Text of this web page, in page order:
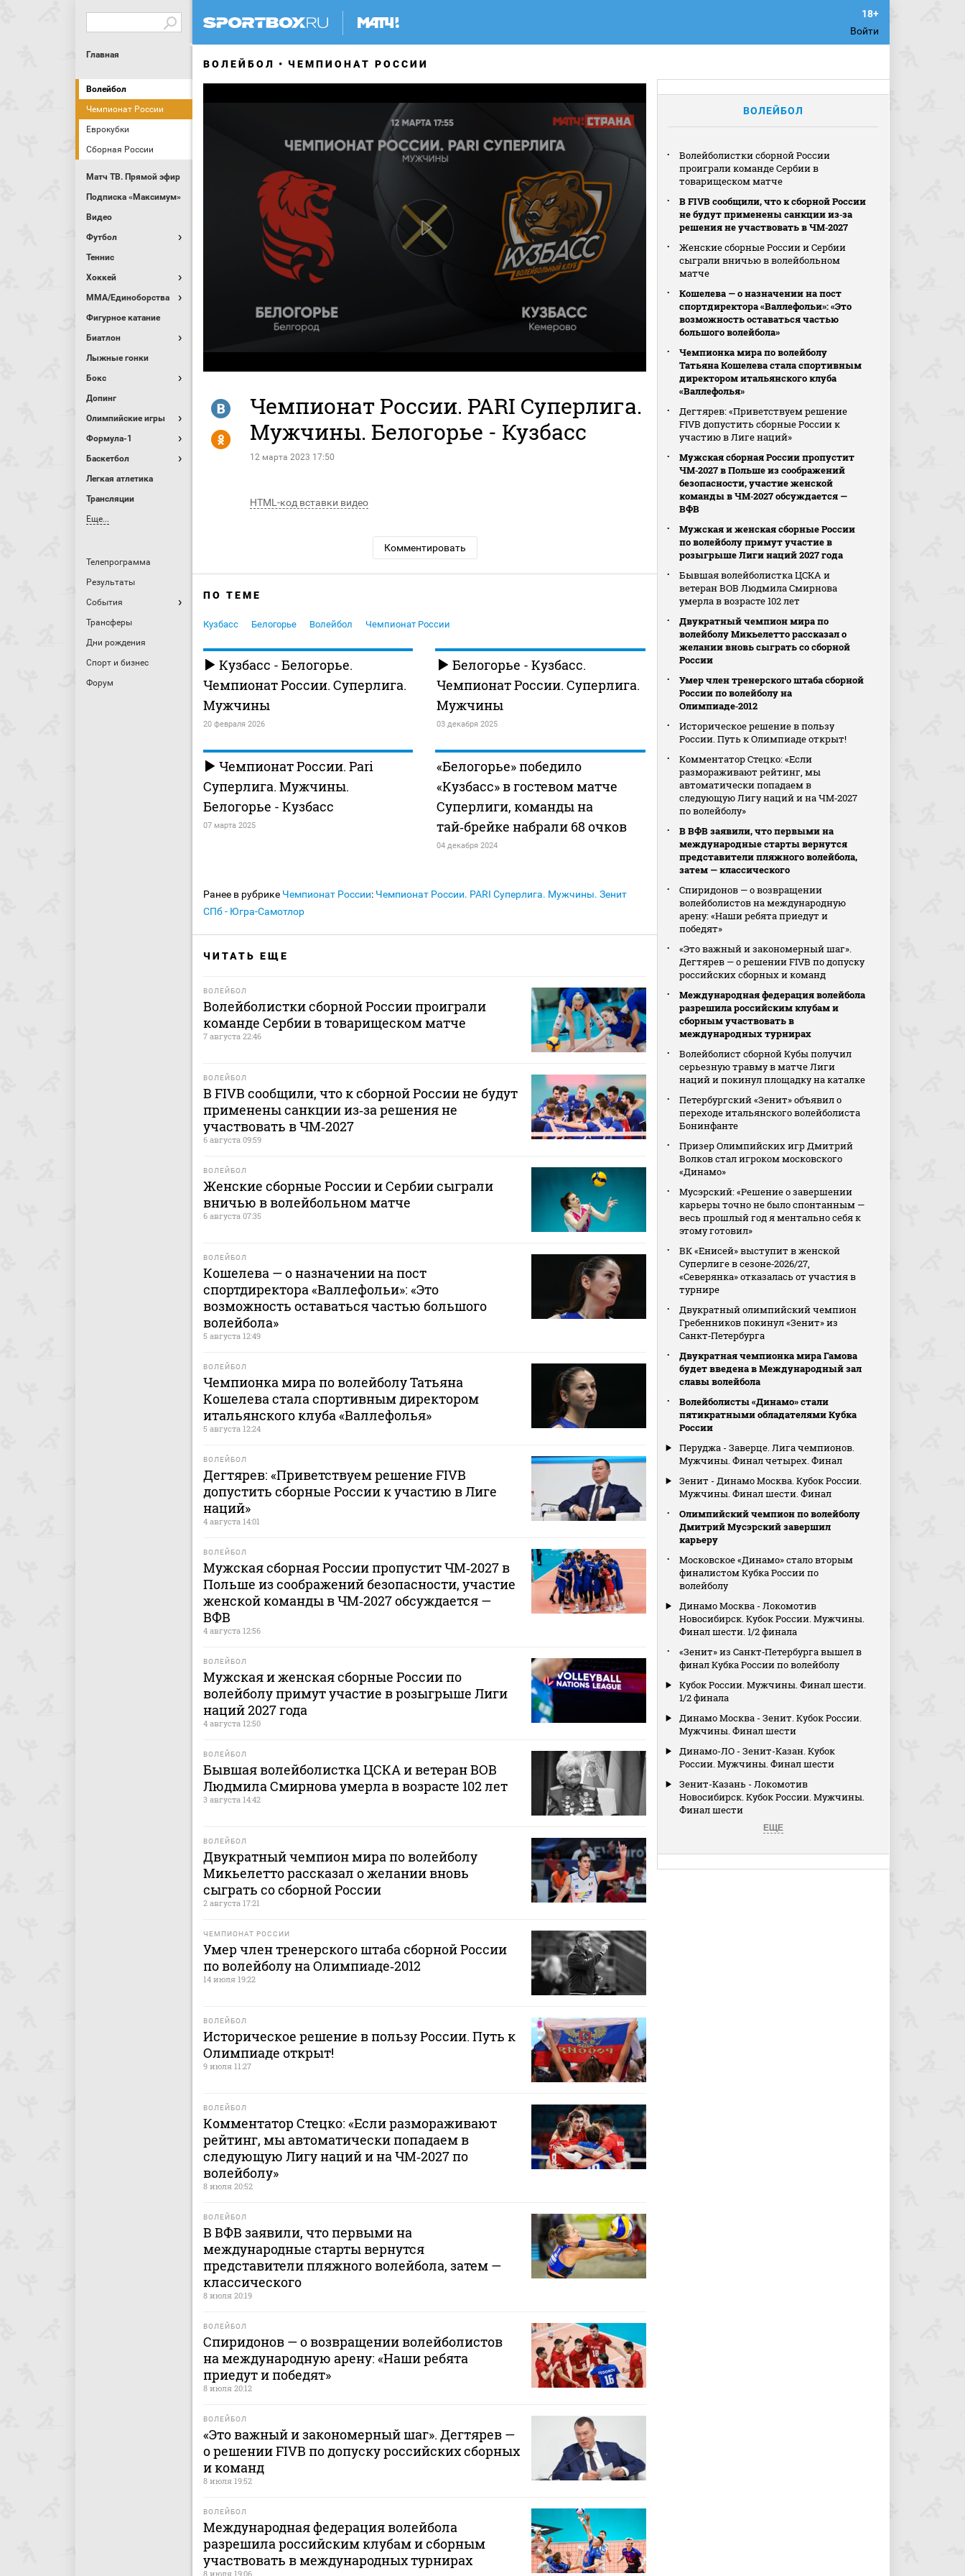
Войти
Главная
Волейбол
Чемпионат России
Еврокубки
Сборная России
Матч ТВ. Прямой эфир
Подписка «Максимум»
Видео
Футбол
Теннис
Хоккей
MMA/Единоборства
Фигурное катание
Биатлон
Лыжные гонки
Бокс
Допинг
Олимпийские игры
Формула-1
Баскетбол
Легкая атлетика
Трансляции
Еще...
Телепрограмма
Результаты
События
Трансферы
Дни рождения
Спорт и бизнес
Форум
ВОЛЕЙБОЛ ЧЕМПИОНАТ РОССИИ
Чемпионат России. PARI Суперлига.
Мужчины. Белогорье - Кузбасс
12 марта 2023 17:50
R
Y
HTML-код вставки видео
Комментировать
ПО ТЕМЕ
Кузбасс Белогорье Волейбол Чемпионат России
Кузбасс - Белогорье.
Чемпионат России. Суперлига.
Мужчины
20 февраля 2026
Белогорье - Кузбасс.
Чемпионат России. Суперлига.
Мужчины
03 декабря 2025
Чемпионат России. Pari
Суперлига. Мужчины.
Белогорье - Кузбасс
07 марта 2025
«Белогорье» победило
«Кузбасс» в гостевом матче
Суперлиги, команды на
тай‑брейке набрали 68 очков
04 декабря 2024
Ранее в рубрике Чемпионат России: Чемпионат России. PARI Суперлига. Мужчины. Зенит
СПб - Югра-Самотлор
ЧИТАТЬ ЕЩЕ
ВОЛЕЙБОЛ
Волейболистки сборной России проиграли
команде Сербии в товарищеском матче
7 августа 22:46
ВОЛЕЙБОЛ
В FIVB сообщили, что к сборной России не будут
применены санкции из‑за решения не
участвовать в ЧМ‑2027
6 августа 09:59
ВОЛЕЙБОЛ
Женские сборные России и Сербии сыграли
вничью в волейбольном матче
6 августа 07:35
ВОЛЕЙБОЛ
Кошелева — о назначении на пост
спортдиректора «Валлефольи»: «Это
возможность оставаться частью большого
волейбола»
5 августа 12:49
ВОЛЕЙБОЛ
Чемпионка мира по волейболу Татьяна
Кошелева стала спортивным директором
итальянского клуба «Валлефолья»
5 августа 12:24
ВОЛЕЙБОЛ
Дегтярев: «Приветствуем решение FIVB
допустить сборные России к участию в Лиге
наций»
4 августа 14:01
ВОЛЕЙБОЛ
Мужская сборная России пропустит ЧМ‑2027 в
Польше из соображений безопасности, участие
женской команды в ЧМ‑2027 обсуждается —
ВФВ
4 августа 12:56
ВОЛЕЙБОЛ
Мужская и женская сборные России по
волейболу примут участие в розыгрыше Лиги
наций 2027 года
4 августа 12:50
ВОЛЕЙБОЛ
Бывшая волейболистка ЦСКА и ветеран ВОВ
Людмила Смирнова умерла в возрасте 102 лет
3 августа 14:42
ВОЛЕЙБОЛ
Двукратный чемпион мира по волейболу
Микьелетто рассказал о желании вновь
сыграть со сборной России
2 августа 17:21
ЧЕМПИОНАТ РОССИИ
Умер член тренерского штаба сборной России
по волейболу на Олимпиаде‑2012
14 июля 19:22
ВОЛЕЙБОЛ
Историческое решение в пользу России. Путь к
Олимпиаде открыт!
9 июля 11:27
ВОЛЕЙБОЛ
Комментатор Стецко: «Если размораживают
рейтинг, мы автоматически попадаем в
следующую Лигу наций и на ЧМ‑2027 по
волейболу»
8 июля 20:52
ВОЛЕЙБОЛ
В ВФВ заявили, что первыми на
международные старты вернутся
представители пляжного волейбола, затем —
классического
8 июля 20:19
ВОЛЕЙБОЛ
Спиридонов — о возвращении волейболистов
на международную арену: «Наши ребята
приедут и победят»
8 июля 20:12
ВОЛЕЙБОЛ
«Это важный и закономерный шаг». Дегтярев —
о решении FIVB по допуску российских сборных
и команд
8 июля 19:52
ВОЛЕЙБОЛ
Международная федерация волейбола
разрешила российским клубам и сборным
участвовать в международных турнирах
8 июля 19:06
ВОЛЕЙБОЛ
Волейболистки сборной России
проиграли команде Сербии в
товарищеском матче
В FIVB сообщили, что к сборной России
не будут применены санкции из‑за
решения не участвовать в ЧМ‑2027
Женские сборные России и Сербии
сыграли вничью в волейбольном
матче
Кошелева — о назначении на пост
спортдиректора «Валлефольи»: «Это
возможность оставаться частью
большого волейбола»
Чемпионка мира по волейболу
Татьяна Кошелева стала спортивным
директором итальянского клуба
«Валлефолья»
Дегтярев: «Приветствуем решение
FIVB допустить сборные России к
участию в Лиге наций»
Мужская сборная России пропустит
ЧМ‑2027 в Польше из соображений
безопасности, участие женской
команды в ЧМ‑2027 обсуждается —
ВФВ
Мужская и женская сборные России
по волейболу примут участие в
розыгрыше Лиги наций 2027 года
Бывшая волейболистка ЦСКА и
ветеран ВОВ Людмила Смирнова
умерла в возрасте 102 лет
Двукратный чемпион мира по
волейболу Микьелетто рассказал о
желании вновь сыграть со сборной
России
Умер член тренерского штаба сборной
России по волейболу на
Олимпиаде‑2012
Историческое решение в пользу
России. Путь к Олимпиаде открыт!
Комментатор Стецко: «Если
размораживают рейтинг, мы
автоматически попадаем в
следующую Лигу наций и на ЧМ‑2027
по волейболу»
В ВФВ заявили, что первыми на
международные старты вернутся
представители пляжного волейбола,
затем — классического
Спиридонов — о возвращении
волейболистов на международную
арену: «Наши ребята приедут и
победят»
«Это важный и закономерный шаг».
Дегтярев — о решении FIVB по допуску
российских сборных и команд
Международная федерация волейбола
разрешила российским клубам и
сборным участвовать в
международных турнирах
Волейболист сборной Кубы получил
серьезную травму в матче Лиги
наций и покинул площадку на каталке
Петербургский «Зенит» объявил о
переходе итальянского волейболиста
Бонинфанте
Призер Олимпийских игр Дмитрий
Волков стал игроком московского
«Динамо»
Мусэрский: «Решение о завершении
карьеры точно не было спонтанным —
весь прошлый год я ментально себя к
этому готовил»
ВК «Енисей» выступит в женской
Суперлиге в сезоне‑2026/27,
«Северянка» отказалась от участия в
турнире
Двукратный олимпийский чемпион
Гребенников покинул «Зенит» из
Санкт‑Петербурга
Двукратная чемпионка мира Гамова
будет введена в Международный зал
славы волейбола
Волейболисты «Динамо» стали
пятикратными обладателями Кубка
России
Перуджа - Заверце. Лига чемпионов.
Мужчины. Финал четырех. Финал
Зенит - Динамо Москва. Кубок России.
Мужчины. Финал шести. Финал
Олимпийский чемпион по волейболу
Дмитрий Мусэрский завершил
карьеру
Московское «Динамо» стало вторым
финалистом Кубка России по
волейболу
Динамо Москва - Локомотив
Новосибирск. Кубок России. Мужчины.
Финал шести. 1/2 финала
«Зенит» из Санкт‑Петербурга вышел в
финал Кубка России по волейболу
Кубок России. Мужчины. Финал шести.
1/2 финала
Динамо Москва - Зенит. Кубок России.
Мужчины. Финал шести
Динамо-ЛО - Зенит-Казан. Кубок
России. Мужчины. Финал шести
Зенит-Казань - Локомотив
Новосибирск. Кубок России. Мужчины.
Финал шести
ЕЩЕ